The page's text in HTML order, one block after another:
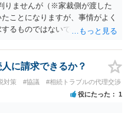
りませんが（※家裁側が渡した
ことになりますが、事情がよく
るものではないでしょうか。
に請求できるか？
対策 #協議 #相続トラブルの代理交渉
役にたった 1